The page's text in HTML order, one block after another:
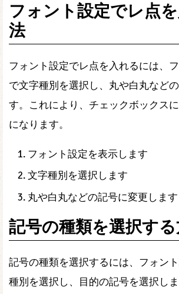
フォント設定でレ点
法
フォント設定でレ点を入れるには、
で文字種別を選択し、丸や白丸など
す。これにより、チェックボックス
になります。
フォント設定を表示します
文字種別を選択します
丸や白丸などの記号に変更します
記号の種類を選択す
記号の種類を選択するには、フォン
種別を選択し、目的の記号を選択し